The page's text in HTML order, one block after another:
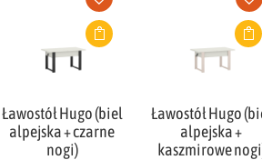
Ławostół Hugo (biel
alpejska + czarne
nogi)
Ławostół Hugo
alpejska +
kaszmirowe